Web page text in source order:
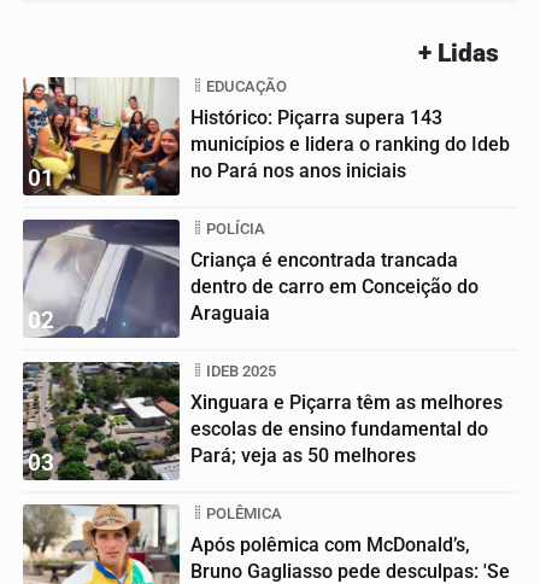
+ Lidas
01
EDUCAÇÃO
Histórico: Piçarra supera 143
municípios e lidera o ranking do Ideb
no Pará nos anos iniciais
02
POLÍCIA
Criança é encontrada trancada
dentro de carro em Conceição do
Araguaia
03
IDEB 2025
Xinguara e Piçarra têm as melhores
escolas de ensino fundamental do
Pará; veja as 50 melhores
POLÊMICA
Após polêmica com McDonald’s,
Bruno Gagliasso pede desculpas: 'Se